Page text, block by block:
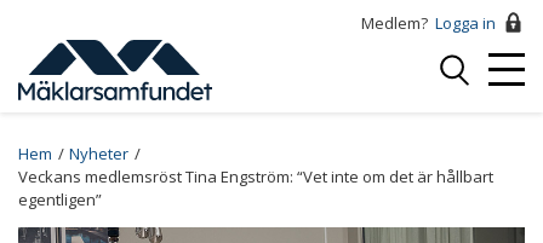
huvudinnehåll
Medlem? Logga in
Logga
Breadcrumb
Hem
Nyheter
Veckans medlemsröst Tina Engström: “Vet inte om det är hållbart
egentligen”